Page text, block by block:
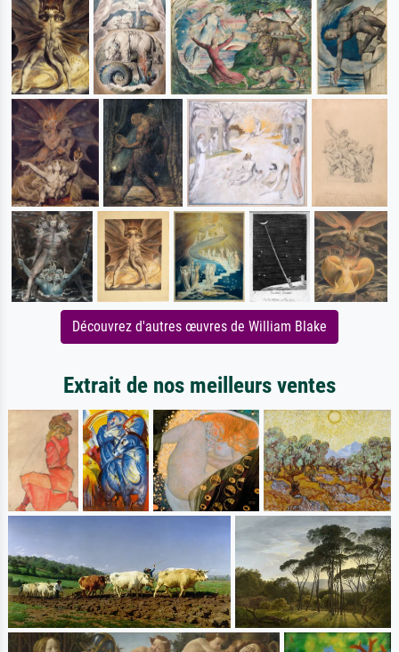
Découvrez d'autres œuvres de William Blake
Extrait de nos meilleurs ventes